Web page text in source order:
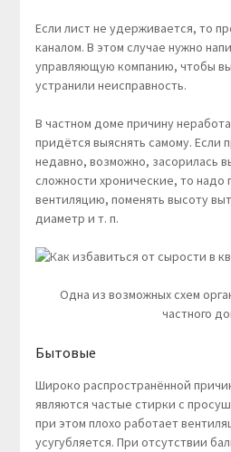
Если лист не удерживается, то
каналом. В этом случае нужно
управляющую компанию, чтобы
устранили неисправность.
В частном доме причину
придётся выяснять самому. Если
недавно, возможно, засорилась
сложности хронические, то надо
вентиляцию, поменять высоту
диаметр и т. п.
Одна из возможных схем
частного
Бытовые
Широко распространённой
являются частые стирки с
при этом плохо работает
усугубляется. При отсутствии